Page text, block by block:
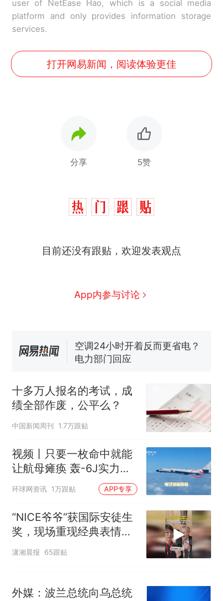
user of NetEase Hao, which is a social media
platform and only provides information storage
services.
打开网易新闻，阅读体验更佳
分享 5赞
目前还没有跟贴，欢迎发表观点
App内参与讨论
全部作废，公平么？
国大使骑行绕了几乎整个国境
线一圈，还曾两次到中国寻根
搬家报价570元，搬到楼下交
空调24小时开着反而更省电？
电力部门回应
试前13名均遭淘汰？教育局：
已叫停招聘，成立调查组全面
核查
热
十多万人报名的考试，成绩
全部作废，公平么？
十多万人报名的考试，成
绩全部作废，公平么？
中国新闻周刊 1.7万跟贴
视频丨只要一枚命中就能
让航母瘫痪 轰-6J实力有
多强？
环球网资讯 1万跟贴 APP专享
“NICE爷爷”获国际安徒生
奖，现场重现经典表情
包，向中国粉丝问好
潇湘晨报 65跟贴
外媒：波兰总统向乌总统